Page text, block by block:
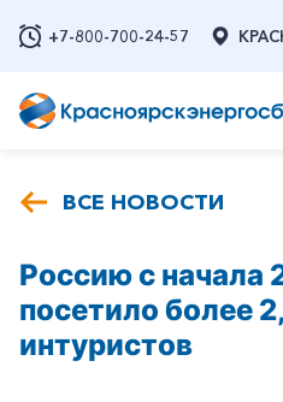
+7-800-700-24-57
ВСЕ НОВОСТИ
Россию с начала
посетило более
интуристов